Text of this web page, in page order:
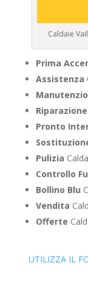
Caldaie
Prima
Assistenza
Riparazione
Pronto
Pulizia
Controllo
Bollino Blu
Vendita
Offerte
UTILIZZA IL